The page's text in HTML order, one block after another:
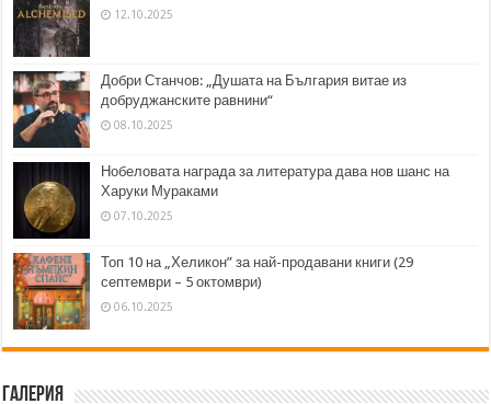
12.10.2025
Добри Станчов: „Душата на България витае из
добруджанските равнини“
08.10.2025
Нобеловата награда за литература дава нов шанс на
Харуки Мураками
07.10.2025
Топ 10 на „Хеликон” за най-продавани книги (29
септември – 5 октомври)
06.10.2025
Галерия